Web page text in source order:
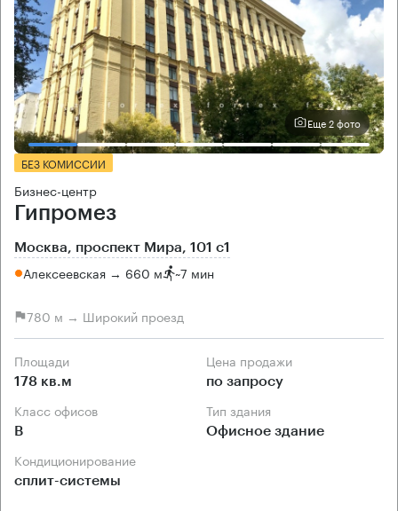
Еще 2 фото
БЕЗ КОМИССИИ
Бизнес-центр
Гипромез
Москва, проспект Мира, 101 с1
Алексеевская → 660 м ~7 мин
780 м → Широкий проезд
Площади
178 кв.м
Цена продажи
по запросу
Класс офисов
B
Тип здания
Офисное здание
Кондиционирование
сплит-системы